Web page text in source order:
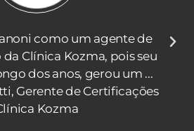
como um agente de
Clínica Kozma, pois seu
dos anos, gerou um ...
Gerente de Certificações
Kozma